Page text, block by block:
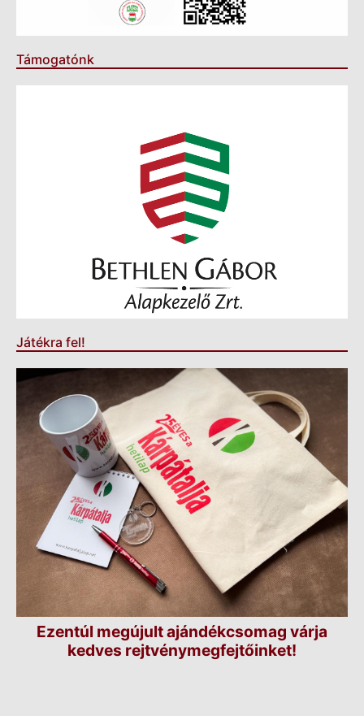
Támogatónk
Játékra fel!
Ezentúl megújult ajándékcsomag várja
kedves rejtvénymegfejtőinket!